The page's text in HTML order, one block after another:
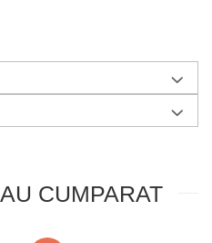
la 130 grade, nu se folosesc
CUMPARAT